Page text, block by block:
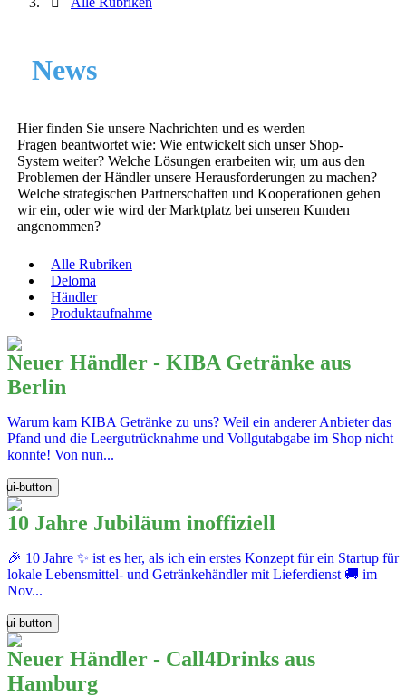
News
Hier finden Sie unsere Nachrichten und es werden
Fragen beantwortet wie: Wie entwickelt sich unser Shop-
System weiter? Welche Lösungen erarbeiten wir, um aus den
Problemen der Händler unsere Herausforderungen zu machen?
Welche strategischen Partnerschaften und Kooperationen gehen
wir ein, oder wie wird der Marktplatz bei unseren Kunden
angenommen?
Alle Rubriken
Deloma
Händler
Produktaufnahme
Neuer Händler - KIBA Getränke aus
Berlin
Warum kam KIBA Getränke zu uns? Weil ein anderer Anbieter das
Pfand und die Leergutrücknahme und Vollgutabgabe im Shop nicht
konnte! Von nun...
ui-button
10 Jahre Jubiläum inoffiziell
🎉 10 Jahre ✨ ist es her, als ich ein erstes Konzept für ein Startup für
lokale Lebensmittel- und Getränkehändler mit Lieferdienst 🚚 im
Nov...
ui-button
Neuer Händler - Call4Drinks aus
Hamburg